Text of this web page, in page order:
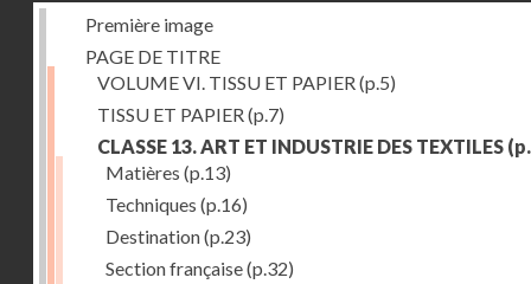
Première image
PAGE DE TITRE
VOLUME VI. TISSU ET PAPIER (p.5)
TISSU ET PAPIER (p.7)
CLASSE 13. ART ET INDUSTRIE DES TEXTILES
Matières (p.13)
Techniques (p.16)
Destination(p.23)
Section française(p.32)